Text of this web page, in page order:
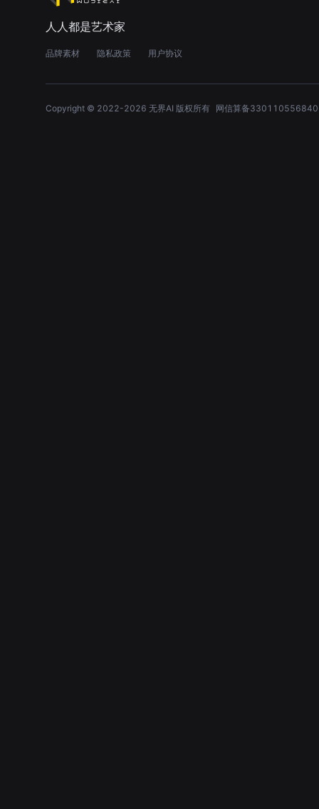
人人都是艺术家
品牌素材 隐私政策 用户协议
Copyright © 2022-2026 无界AI 版权所有 网信算备